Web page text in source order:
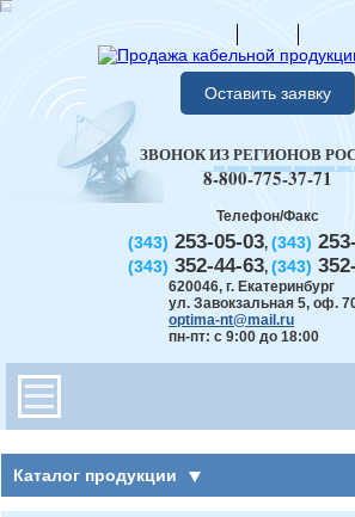
Оставить заявку
Телефон/Факс
(343) 253-05-03, (343)
(343) 352-44-63, (343)
620046, г. Екатеринбург
ул. Завокзальная 5, оф.
optima-nt@mail.ru
пн-пт: с 9:00 до 18:00
ЗВОНОК ИЗ РЕГИОНОВ
8-800-775-37-71
Каталог продукции